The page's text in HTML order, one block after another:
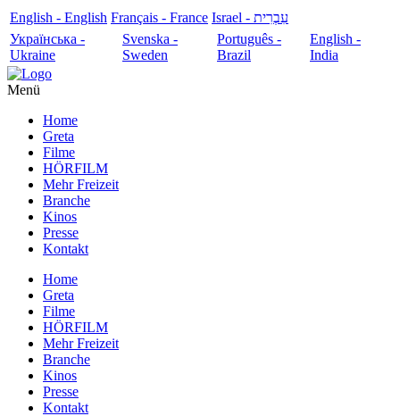
English - English Français - France
עִבְרִית - Israel
Українська -
Ukraine
Svenska -
Sweden
Português -
Brazil
English -
India
Menü
Home
Greta
Filme
HÖRFILM
Mehr Freizeit
Branche
Kinos
Presse
Kontakt
Home
Greta
Filme
HÖRFILM
Mehr Freizeit
Branche
Kinos
Presse
Kontakt